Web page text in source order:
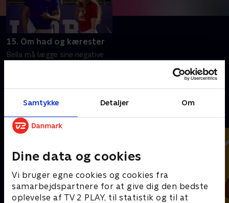
Samtykke Detaljer Om
Dine data og cookies
Vi bruger egne cookies og cookies fra
samarbejdspartnere for at give dig den bedste
oplevelse af TV 2 PLAY, til statistik og til at
15. Om had og kærester
Bella må lægge sine negative
21. februar 2023 • 21 min
Andre så også